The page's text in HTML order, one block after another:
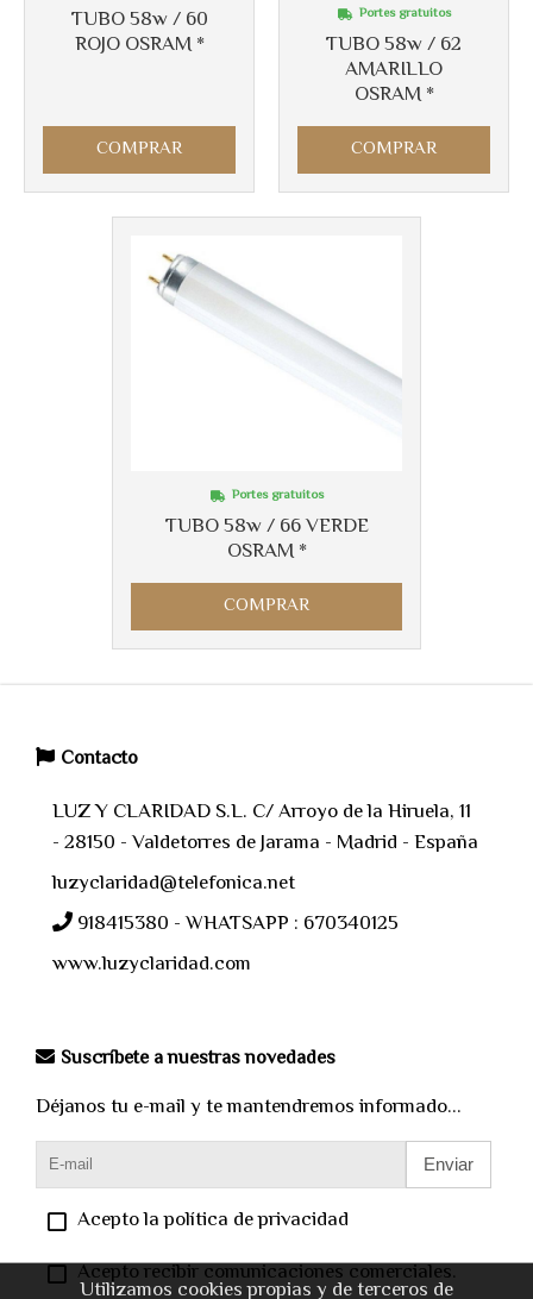
TUBO 58w / 60
ROJO OSRAM *
COMPRAR
TUBO 58w / 62
AMARILLO
OSRAM *
Portes gratuitos
COMPRAR
TUBO 58w / 66 VERDE
OSRAM *
Portes gratuitos
COMPRAR
Contacto
LUZ Y CLARIDAD S.L. C/ Arroyo de la Hiruela, 11
- 28150 - Valdetorres de Jarama - Madrid - España
luzyclaridad@telefonica.net
918415380 - WHATSAPP : 670340125
www.luzyclaridad.com
Suscríbete a nuestras novedades
Déjanos tu e-mail y te mantendremos informado...
Enviar
Acepto la política de privacidad
Acepto recibir comunicaciones comerciales.
Utilizamos cookies propias y de terceros de